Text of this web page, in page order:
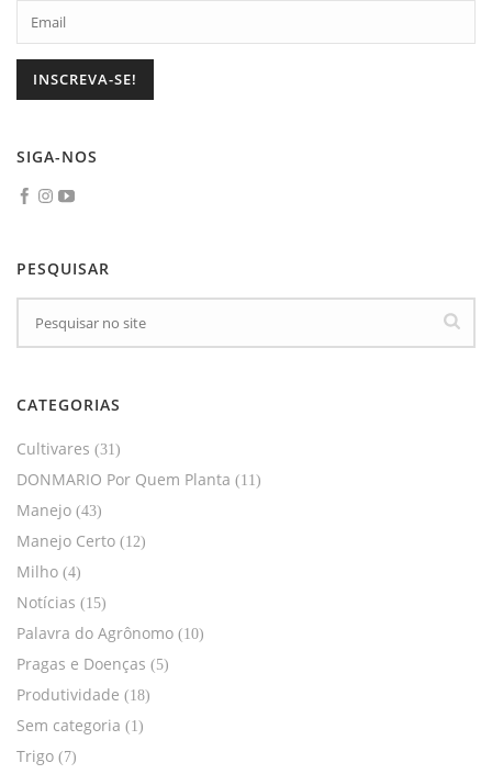
SIGA-NOS
PESQUISAR
CATEGORIAS
Cultivares (31)
DONMARIO Por Quem Planta (11)
Manejo (43)
Manejo Certo (12)
Milho (4)
Notícias (15)
Palavra do Agrônomo (10)
Pragas e Doenças (5)
Produtividade (18)
Sem categoria (1)
Trigo (7)